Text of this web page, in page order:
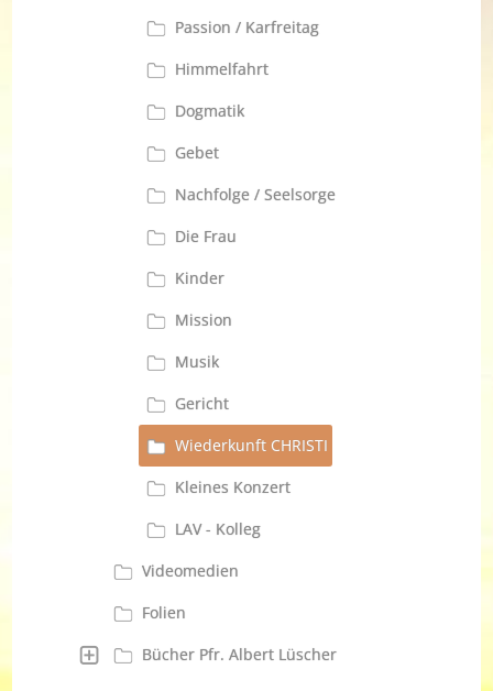
Passion / Karfreitag
Himmelfahrt
Dogmatik
Gebet
Nachfolge / Seelsorge
Die Frau
Kinder
Mission
Musik
Gericht
Wiederkunft CHRISTI
Kleines Konzert
LAV - Kolleg
Videomedien
Folien
Bücher Pfr. Albert Lüscher